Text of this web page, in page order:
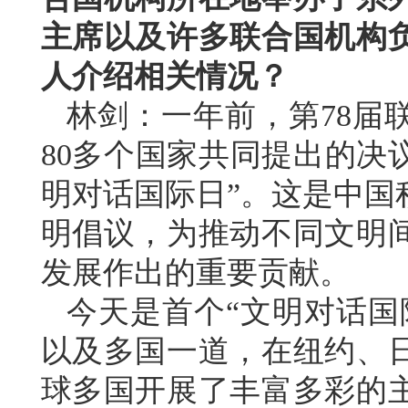
主席以及许多联合国机构
人介绍相关情况？
林剑：一年前，第78届
80多个国家共同提出的决
明对话国际日”。这是中
明倡议，为推动不同文明
发展作出的重要贡献。
今天是首个“文明对话
以及多国一道，在纽约、
球多国开展了丰富多彩的